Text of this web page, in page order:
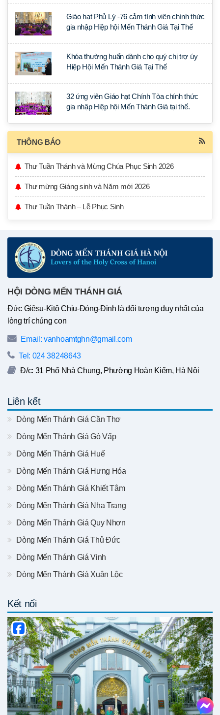
Giáo hạt Phủ Lý -76 cảm tình viên chính thức
gia nhập Hiệp hội Mến Thánh Giá Tại Thế
Khóa thường huấn dành cho quý chị trợ úy
Hiệp Hội Mến Thánh Giá Tại Thế
32 ứng viên Giáo hạt Chính Tòa chính thức
gia nhập Hiệp hội Mến Thánh Giá tại thế.
THÔNG BÁO
Thư Tuần Thánh và Mừng Chúa Phục Sinh 2026
Thư mừng Giáng sinh và Năm mới 2026
Thư Tuần Thánh – Lễ Phục Sinh
HỘI DÒNG MẾN THÁNH GIÁ
Đức Giêsu-Kitô Chịu-Đóng-Đinh là đối tượng duy nhất của
lòng trí chúng con
Email: vanhoamtghn@gmail.com
Tel: 024 38248643
Đ/c: 31 Phố Nhà Chung, Phường Hoàn Kiếm, Hà Nội
Liên kết
Dòng Mến Thánh Giá Cần Thơ
Dòng Mến Thánh Giá Gò Vấp
Dòng Mến Thánh Giá Huế
Dòng Mến Thánh Giá Hưng Hóa
Dòng Mến Thánh Giá Khiết Tâm
Dòng Mến Thánh Giá Nha Trang
Dòng Mến Thánh Giá Quy Nhơn
Dòng Mến Thánh Giá Thủ Đức
Dòng Mến Thánh Giá Vinh
Dòng Mến Thánh Giá Xuân Lộc
Kết nối